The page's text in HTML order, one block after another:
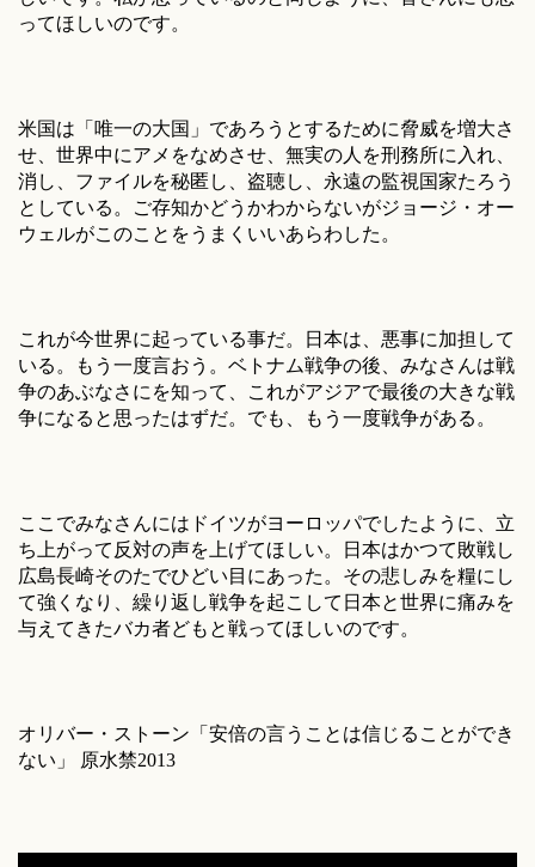
ってほしいのです。
米国は「唯一の大国」であろうとするために脅威を増大さ
せ、世界中にアメをなめさせ、無実の人を刑務所に入れ、
消し、ファイルを秘匿し、盗聴し、永遠の監視国家たろう
としている。ご存知かどうかわからないがジョージ・オー
ウェルがこのことをうまくいいあらわした。
これが今世界に起っている事だ。日本は、悪事に加担して
いる。もう一度言おう。ベトナム戦争の後、みなさんは戦
争のあぶなさにを知って、これがアジアで最後の大きな戦
争になると思ったはずだ。でも、もう一度戦争がある。
ここでみなさんにはドイツがヨーロッパでしたように、立
ち上がって反対の声を上げてほしい。日本はかつて敗戦し
広島長崎そのたでひどい目にあった。その悲しみを糧にし
て強くなり、繰り返し戦争を起こして日本と世界に痛みを
与えてきたバカ者どもと戦ってほしいのです。
オリバー・ストーン「安倍の言うことは信じることができ
ない」 原水禁2013